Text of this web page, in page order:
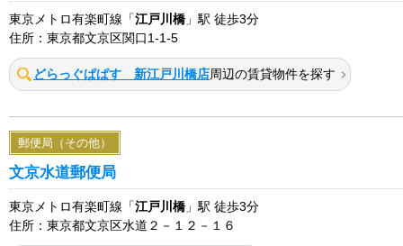
東京メトロ有楽町線「 江戸川橋 」駅 徒歩3分
住所：東京都文京区関口1-1-5
どらっぐぱぱす 新江戸川橋店周辺の賃貸物件を探す
郵便局（その他）
文京水道郵便局
東京メトロ有楽町線「 江戸川橋 」駅 徒歩3分
住所：東京都文京区水道２－１２－１６